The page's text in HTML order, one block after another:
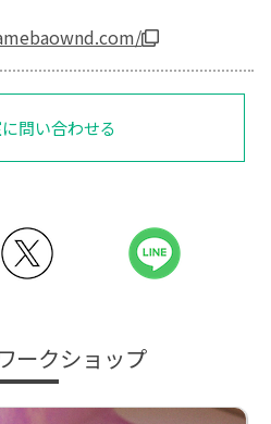
問い合わせる
ークショップ